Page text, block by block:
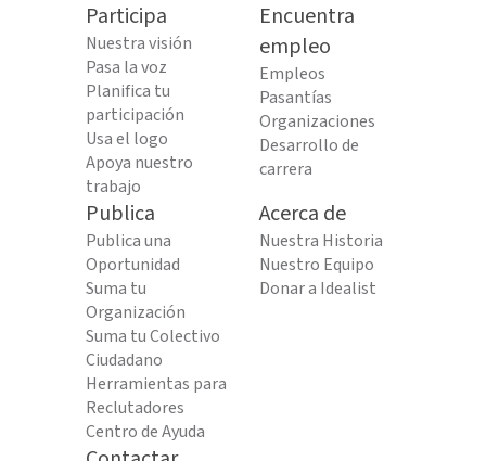
Participa
Nuestra visión
Pasa la voz
Planifica tu
participación
Usa el logo
Apoya nuestro
trabajo
Encuentra
empleo
Empleos
Pasantías
Organizaciones
Desarrollo de
carrera
Publica
Publica una
Oportunidad
Suma tu
Organización
Suma tu Colectivo
Ciudadano
Herramientas para
Reclutadores
Centro de Ayuda
Acerca de
Nuestra Historia
Nuestro Equipo
Donar a Idealist